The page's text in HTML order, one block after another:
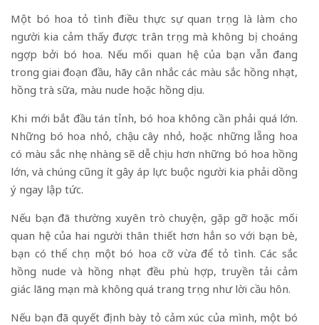
Một bó hoa tỏ tình điều thực sự quan trọng là làm cho
người kia cảm thấy được trân trọng mà không bị choáng
ngợp bởi bó hoa. Nếu mối quan hệ của bạn vẫn đang
trong giai đoạn đầu, hãy cân nhắc các màu sắc hồng nhạt,
hồng trà sữa, màu nude hoặc hồng dịu.
Khi mới bắt đầu tán tỉnh, bó hoa không cần phải quá lớn.
Những bó hoa nhỏ, chậu cây nhỏ, hoặc những lẵng hoa
có màu sắc nhẹ nhàng sẽ dễ chịu hơn những bó hoa hồng
lớn, và chúng cũng ít gây áp lực buộc người kia phải dồng
ý ngay lập tức.
Nếu bạn đã thường xuyên trò chuyện, gặp gỡ hoặc mối
quan hệ của hai người thân thiết hơn hẳn so với bạn bè,
bạn có thể chọn một bó hoa cỡ vừa để tỏ tình. Các sắc
hồng nude và hồng nhạt đều phù hợp, truyền tải cảm
giác lãng mạn mà không quá trang trọng như lời cầu hôn.
Nếu bạn đã quyết định bày tỏ cảm xúc của mình, một bó